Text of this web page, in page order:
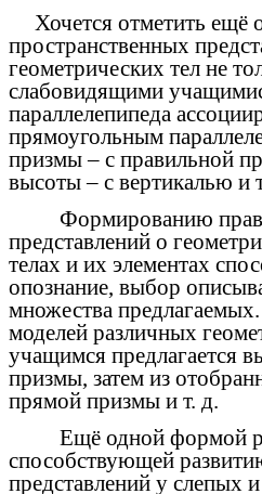
Хочется отметить ещё
пространственных
геометрических тел не
слабовидящими
параллелепипеда
прямоугольным
призмы – с правильной
высоты – с вертикалью и
Формированию
представлений о
телах и их элементах
опознание, выбор
множества
моделей различных
учащимся предлагается
призмы, затем из
прямой призмы и т. д.
Ещё одной формой
способствующей
представлений у слепых